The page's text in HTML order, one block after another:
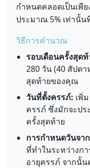
กำหนดคลอดเป็นเพี
ประมาณ 5% เท่านั้
วิธีการคำนวณ
รอบเดือนครั้งสุดท้
280 วัน (40 สัปด
สุดท้ายของคุณ
วันที่ตั้งครรภ์: เพิ่
ครรภ์ ซึ่งมักจะปร
ครั้งสุดท้าย
การกำหนดวันจา
ที่ทำในระหว่างก
อายุครรภ์ จากนั้